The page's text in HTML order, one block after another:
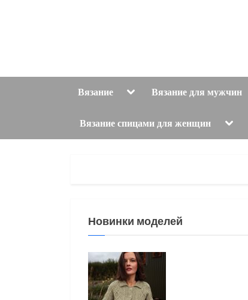
Вязание ToggleВязание для мужчин
Вязание спицами для женщин
menu
Новинки моделей